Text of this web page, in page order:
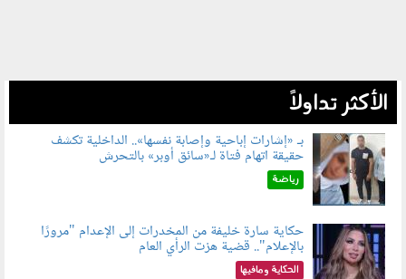
الأكثر تداولاً
060804.jpg
بـ «إشارات إباحية وإصابة نفسها».. الداخلية تكشف
حقيقة اتهام فتاة لـ«سائق أوبر» بالتحرش
رياضة
060801.jpeg
حكاية سارة خليفة من المخدرات إلى الإعدام "مرورًا
بالإعلام".. قضية هزت الرأي العام
الحكاية ومافيها